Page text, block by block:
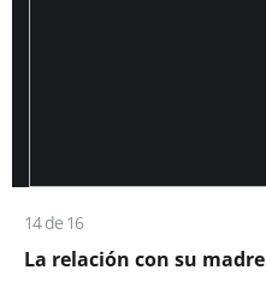
14 de 16
La relación con su madre